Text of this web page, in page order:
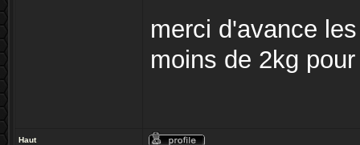
merci d'avance
moins de 2kg
Haut